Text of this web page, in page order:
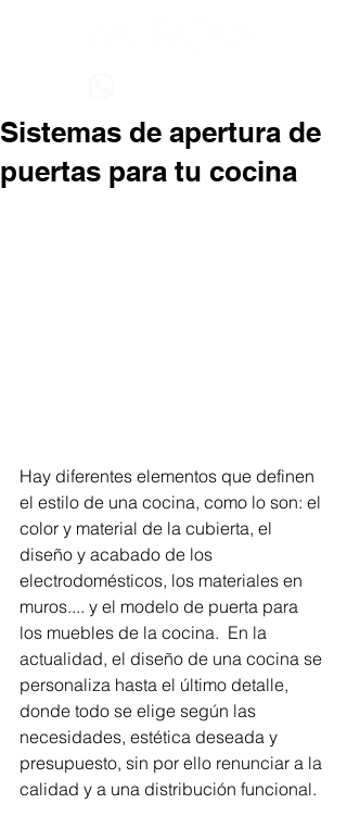
Sistemas de apertura de
puertas para tu cocina
Hay diferentes elementos que definen
el estilo de una cocina, como lo son: el
color y material de la cubierta, el
diseño y acabado de los
electrodomésticos, los materiales en
muros.... y el modelo de puerta para
los muebles de la cocina.  En la
actualidad, el diseño de una cocina se
personaliza hasta el último detalle,
donde todo se elige según las
necesidades, estética deseada y
presupuesto, sin por ello renunciar a la
calidad y a una distribución funcional.